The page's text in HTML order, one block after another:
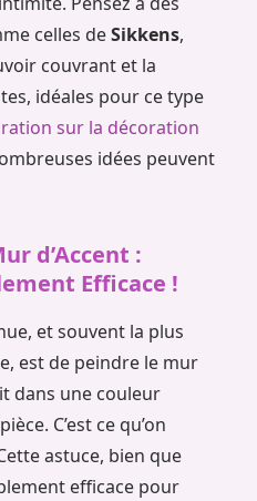
celles deSikkens,
couvrant et la
idéales pour ce type
sur la décoration
idées peuvent
d’Accent :
Efficace !
et souvent la plus
est de peindre le mur
dans une couleur
C’est ce qu’on
astuce, bien que
efficace pour